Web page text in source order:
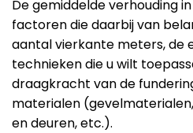
De gemiddelde verhouding
factoren die daarbij van
aantal vierkante meters, de
technieken die u wilt
draagkracht van de
materialen
en deuren, etc.).